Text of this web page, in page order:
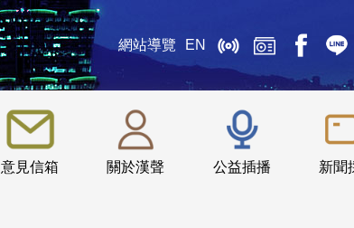
網站導覽 EN
意見信箱 關於漢聲 公益插播 新聞
:::